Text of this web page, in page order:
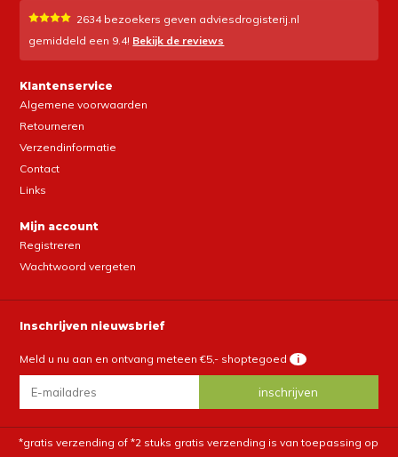
2634bezoekers geven adviesdrogisterij.nl
gemiddeld een 9.4! Bekijk de reviews
Klantenservice
Algemene voorwaarden
Retourneren
Verzendinformatie
Contact
Links
Mijn account
Registreren
Wachtwoord vergeten
Inschrijven nieuwsbrief
Meld u nu aan en ontvang meteen €5,- shoptegoed i
*gratis verzending of *2 stuks gratis verzending is van toepassing op